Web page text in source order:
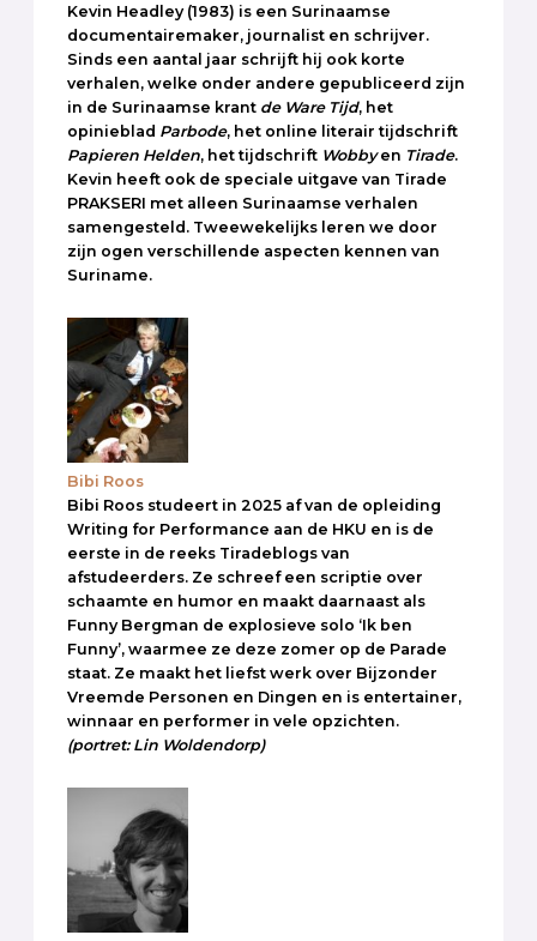
Kevin Headley (1983) is een Surinaamse
documentairemaker, journalist en schrijver.
Sinds een aantal jaar schrijft hij ook korte
verhalen, welke onder andere gepubliceerd zijn
in de Surinaamse krant de Ware Tijd, het
opinieblad Parbode, het online literair tijdschrift
Papieren Helden, het tijdschrift Wobbyen Tirade.
Kevin heeft ook de speciale uitgave van Tirade
PRAKSERI met alleen Surinaamse verhalen
samengesteld. Tweewekelijks leren we door
zijn ogen verschillende aspecten kennen van
Suriname.
Bibi Roos
Bibi Roos studeert in 2025 af van de opleiding
Writing for Performance aan de HKU en is de
eerste in de reeks Tiradeblogs van
afstudeerders. Ze schreef een scriptie over
schaamte en humor en maakt daarnaast als
Funny Bergman de explosieve solo ‘Ik ben
Funny’, waarmee ze deze zomer op de Parade
staat. Ze maakt het liefst werk over Bijzonder
Vreemde Personen en Dingen en is entertainer,
winnaar en performer in vele opzichten.
(portret: Lin Woldendorp)